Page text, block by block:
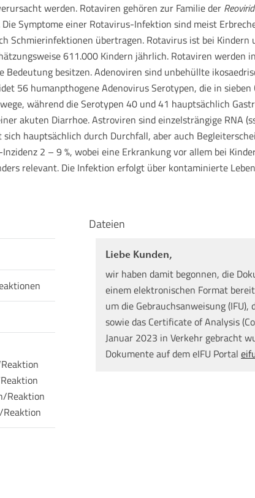
werden. Rotaviren gehören zur Familie der
Symptome einer Rotavirus-Infektion sind meist
Schmierinfektionen übertragen. Rotavirus ist bei
611.000 Kindern jährlich. Rotaviren werden
besitzen. Adenoviren sind unbehüllte
56 humanpthogene Adenovirus Serotypen, die in
während die Serotypen 40 und 41 hauptsächlich
akuten Diarrhoe. Astroviren sind einzelsträngige RNA
hauptsächlich durch Durchfall, aber auch
2 – 9 %, wobei eine Erkrankung vor allem bei
relevant. Die Infektion erfolgt über kontaminierte
Reaktion
Dateien
Liebe Kunden,
wir haben damit begonnen, die
einem elektronischen Format
um die Gebrauchsanweisung
sowie das Certificate of Analysis
Januar 2023 in Verkehr gebracht
Dokumente auf dem eIFU Portal